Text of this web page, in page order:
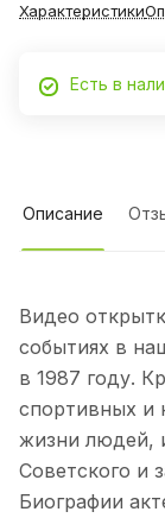
Характеристики
Есть в
Описание
Видео
событиях в
в 1987 году.
спортивных и
жизни людей,
Советского и
Биографии